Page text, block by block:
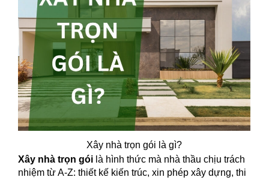
Xây nhà trọn gói là gì?
Xây nhà trọn gói là hình thức mà nhà thầu chịu trách
nhiệm từ A-Z: thiết kế kiến trúc, xin phép xây dựng, thi